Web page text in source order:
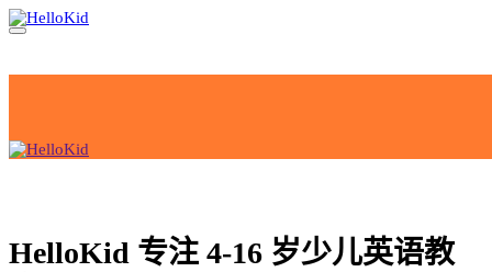
HelloKid 专注 4-16 岁少儿英语教